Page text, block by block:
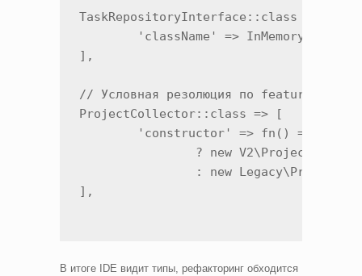
TaskRepositoryInterface::class => [
],
// Условная резолюция по feature-флагу
ProjectCollector::class => [
],
В итоге IDE видит типы, рефакторинг обходится